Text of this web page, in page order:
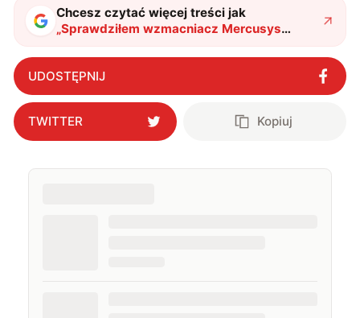
Chcesz czytać więcej treści jak
„Sprawdziłem wzmacniacz Mercusys
ME70X. To rozwiązanie wszystkich
problemów z Wi-Fi"?
UDOSTĘPNIJ
TWITTER Kopiuj